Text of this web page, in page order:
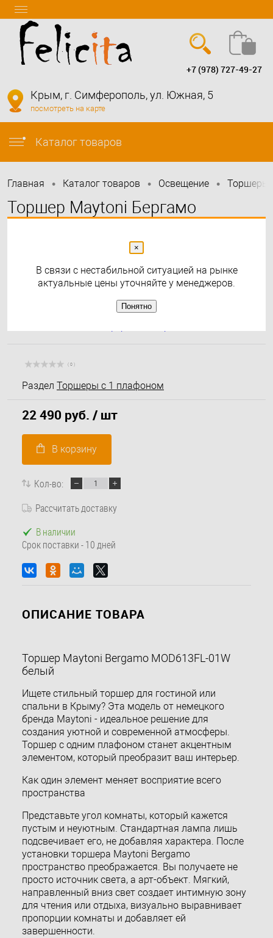
info@felicita-crimea.ru
+7 (978) 727-49-27
Крым, г. Симферополь, ул. Южная, 5
посмотреть на карте
Каталог товаров
Главная • Каталог товаров • Освещение • Торшеры
Торшер Maytoni Бергамо
( 0 )
Раздел Торшеры с 1 плафоном
22 490 руб. / шт
В корзину
Кол-во:
Рассчитать доставку
В наличии
Срок поставки - 10 дней
ОПИСАНИЕ ТОВАРА
Торшер Maytoni Bergamo MOD613FL-01W
белый
Ищете стильный торшер для гостиной или
спальни в Крыму? Эта модель от немецкого
бренда Maytoni - идеальное решение для
создания уютной и современной атмосферы.
Торшер с одним плафоном станет акцентным
элементом, который преобразит ваш интерьер.
Как один элемент меняет восприятие всего
пространства
Представьте угол комнаты, который кажется
пустым и неуютным. Стандартная лампа лишь
подсвечивает его, не добавляя характера. После
установки торшера Maytoni Bergamo
пространство преображается. Вы получаете не
просто источник света, а арт-объект. Мягкий,
направленный вниз свет создает интимную зону
для чтения или отдыха, визуально выравнивает
пропорции комнаты и добавляет ей
завершенности.
×
В связи с нестабильной ситуацией на рынке
актуальные цены уточняйте у менеджеров.
Понятно